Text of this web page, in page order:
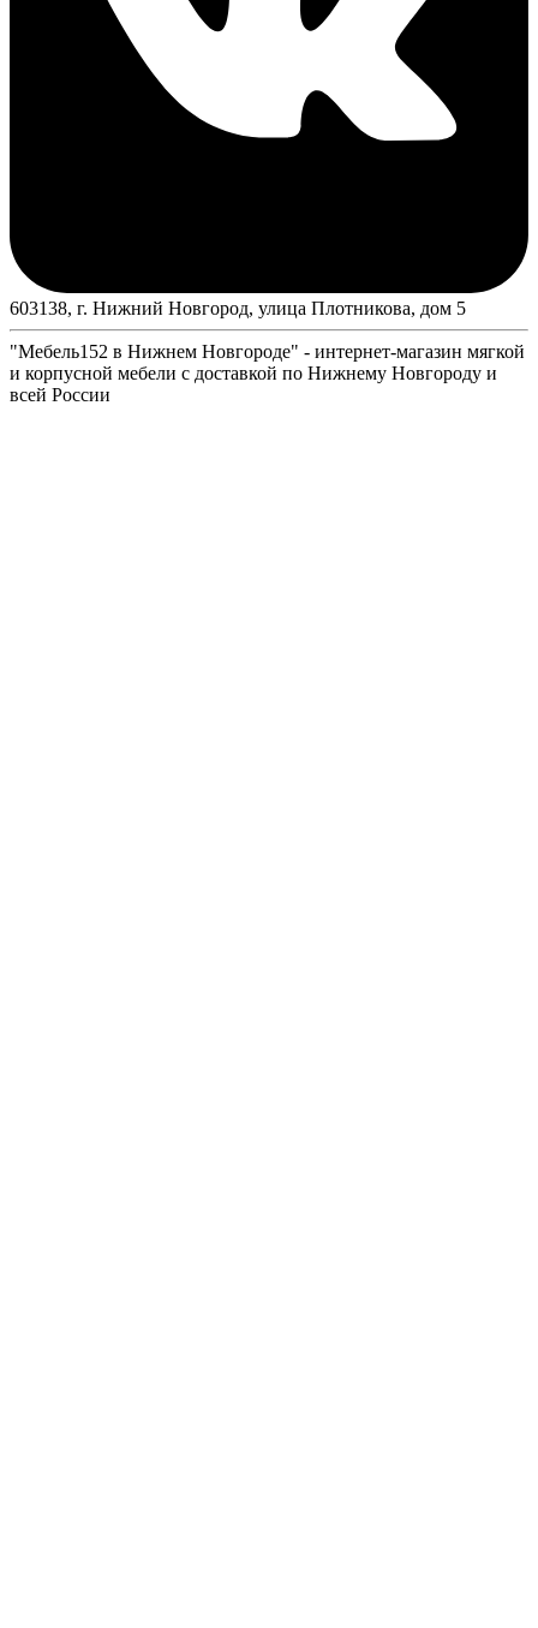
603138, г. Нижний Новгород, улица Плотникова, дом 5
"Мебель152 в Нижнем Новгороде" - интернет-магазин мягкой
и корпусной мебели с доставкой по Нижнему Новгороду и
всей России